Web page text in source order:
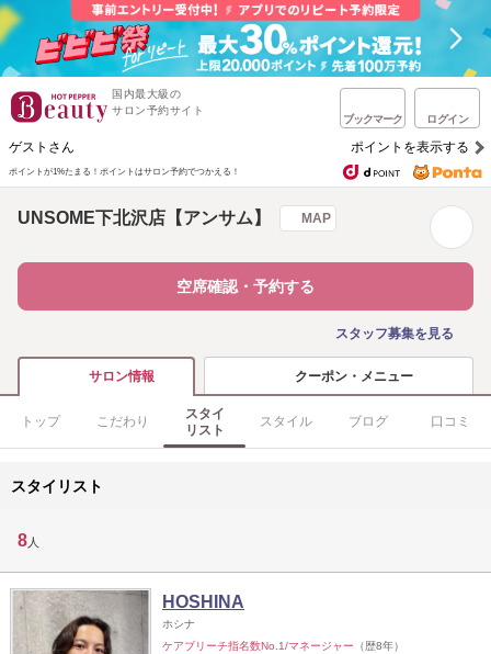
国内最大級の
サロン予約サイト
ブックマーク ログイン
ゲストさん ポイントを表示する
ポイントが1%たまる！ ポイントはサロン予約でつかえる！
UNSOME下北沢店【アンサム】 MAP
空席確認・予約する
スタッフ募集を見る
サロン情報 クーポン・メニュー
トップ こだわり
スタイ
リスト
スタイル ブログ 口コミ
スタイリスト
8 人
HOSHINA
ホシナ
ケアブリーチ指名数No.1/マネージャー （歴8年）